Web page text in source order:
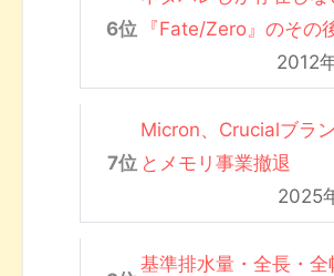
『Fate/Zero』のその
2012
Micron、Crucialブラ
とメモリ事業撤退
2025
基準排水量・全長・全